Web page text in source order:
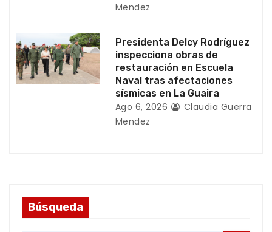
Mendez
Presidenta Delcy Rodríguez
inspecciona obras de
restauración en Escuela
Naval tras afectaciones
sísmicas en La Guaira
Ago 6, 2026
Claudia Guerra
Mendez
Búsqueda